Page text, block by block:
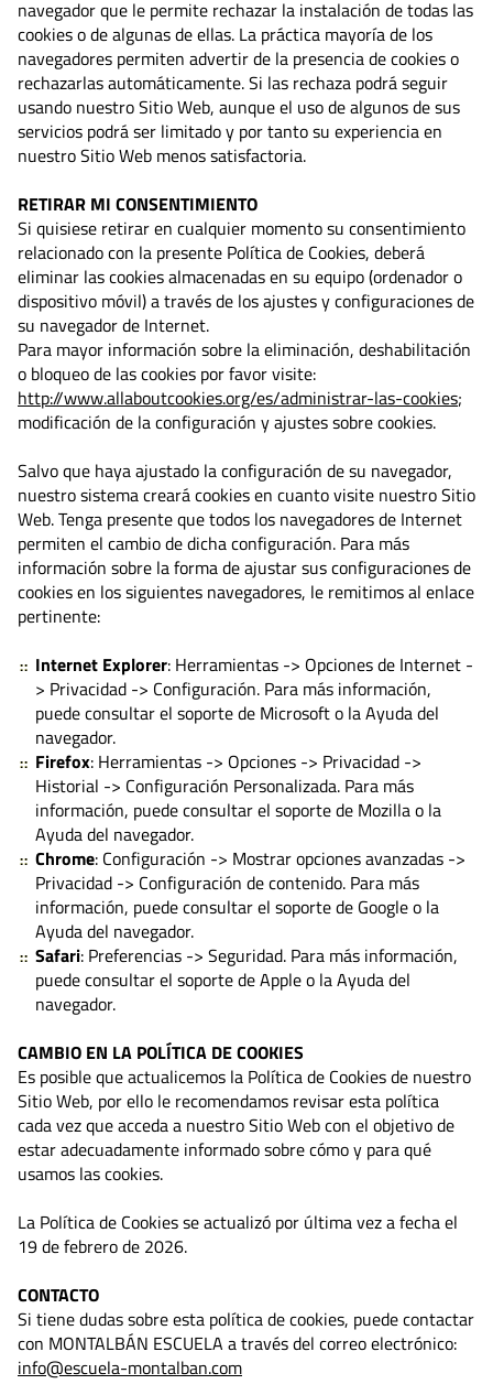
navegador que le permite rechazar la instalación de todas las
cookies o de algunas de ellas. La práctica mayoría de los
navegadores permiten advertir de la presencia de cookies o
rechazarlas automáticamente. Si las rechaza podrá seguir
usando nuestro Sitio Web, aunque el uso de algunos de sus
servicios podrá ser limitado y por tanto su experiencia en
nuestro Sitio Web menos satisfactoria.
RETIRAR MI CONSENTIMIENTO
Si quisiese retirar en cualquier momento su consentimiento
relacionado con la presente Política de Cookies, deberá
eliminar las cookies almacenadas en su equipo (ordenador o
dispositivo móvil) a través de los ajustes y configuraciones de
su navegador de Internet.
Para mayor información sobre la eliminación, deshabilitación
o bloqueo de las cookies por favor visite:
http://www.allaboutcookies.org/es/administrar-las-cookies;
modificación de la configuración y ajustes sobre cookies.
Salvo que haya ajustado la configuración de su navegador,
nuestro sistema creará cookies en cuanto visite nuestro Sitio
Web. Tenga presente que todos los navegadores de Internet
permiten el cambio de dicha configuración. Para más
información sobre la forma de ajustar sus configuraciones de
cookies en los siguientes navegadores, le remitimos al enlace
pertinente:
Internet Explorer: Herramientas -> Opciones de Internet -
> Privacidad -> Configuración. Para más información,
puede consultar el soporte de Microsoft o la Ayuda del
navegador.
Firefox: Herramientas -> Opciones -> Privacidad ->
Historial -> Configuración Personalizada. Para más
información, puede consultar el soporte de Mozilla o la
Ayuda del navegador.
Chrome: Configuración -> Mostrar opciones avanzadas ->
Privacidad -> Configuración de contenido. Para más
información, puede consultar el soporte de Google o la
Ayuda del navegador.
Safari: Preferencias -> Seguridad. Para más información,
puede consultar el soporte de Apple o la Ayuda del
navegador.
CAMBIO EN LA POLÍTICA DE COOKIES
Es posible que actualicemos la Política de Cookies de nuestro
Sitio Web, por ello le recomendamos revisar esta política
cada vez que acceda a nuestro Sitio Web con el objetivo de
estar adecuadamente informado sobre cómo y para qué
usamos las cookies.
La Política de Cookies se actualizó por última vez a fecha el
19 de febrero de 2026.
CONTACTO
Si tiene dudas sobre esta política de cookies, puede contactar
con MONTALBÁN ESCUELA a través del correo electrónico:
info@escuela-montalban.com